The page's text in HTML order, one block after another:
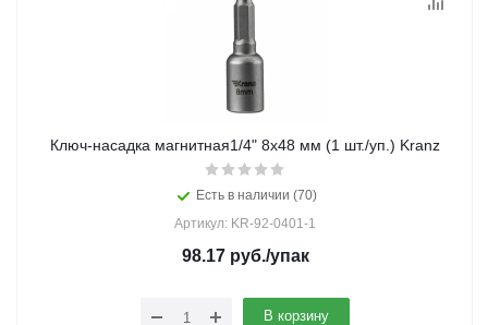
Ключ-насадка магнитная1/4" 8x48 мм (1 шт./уп.) Kranz
Есть в наличии (70)
Артикул: KR-92-0401-1
98.17руб./упак
В корзину